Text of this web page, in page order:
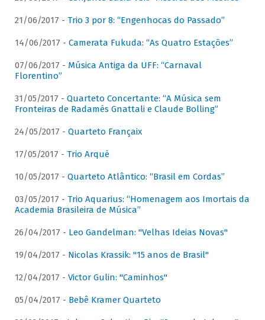
21/06/2017 - Trio 3 por 8: “Engenhocas do Passado”
14/06/2017 - Camerata Fukuda: “As Quatro Estações”
07/06/2017 - Música Antiga da UFF: “Carnaval
Florentino”
31/05/2017 - Quarteto Concertante: “A Música sem
Fronteiras de Radamés Gnattali e Claude Bolling”
24/05/2017 - Quarteto Françaix
17/05/2017 - Trio Arqué
10/05/2017 - Quarteto Atlântico: “Brasil em Cordas”
03/05/2017 - Trio Aquarius: “Homenagem aos Imortais da
Academia Brasileira de Música”
26/04/2017 - Leo Gandelman: "Velhas Ideias Novas"
19/04/2017 - Nicolas Krassik: "15 anos de Brasil"
12/04/2017 - Victor Gulin: "Caminhos"
05/04/2017 - Bebê Kramer Quarteto